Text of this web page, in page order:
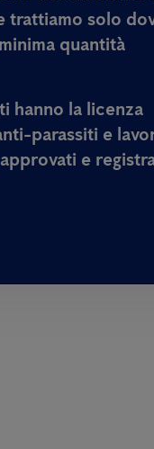
trattiamo solo
quantità
hanno la licenza
parassiti e
e